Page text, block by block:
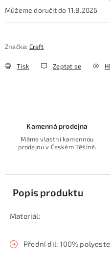
11.8.2026
Značka: Craft
Tisk Zeptat se
Kamenná prodejna
Máme vlastní kamennou
prodejnu v Českém Těšíně.
Popis produktu
Materiál:
Přední díl: 100%